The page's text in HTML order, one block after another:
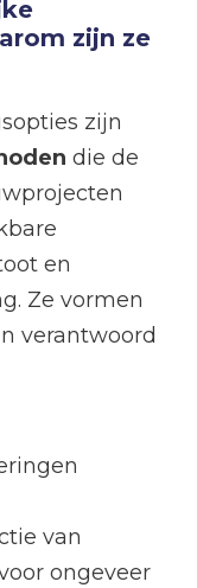
zijn ze
zijn
die de
en
Ze vormen
verantwoord
van
ongeveer